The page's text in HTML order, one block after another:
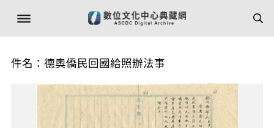
件名：德奧僑民回國給照辦法事